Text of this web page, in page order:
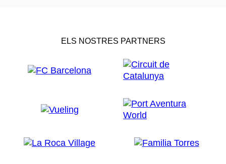
ELS NOSTRES PARTNERS